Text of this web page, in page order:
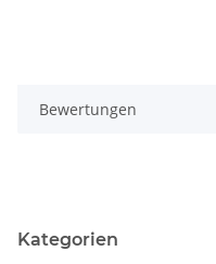
Bewertungen
Kategorien